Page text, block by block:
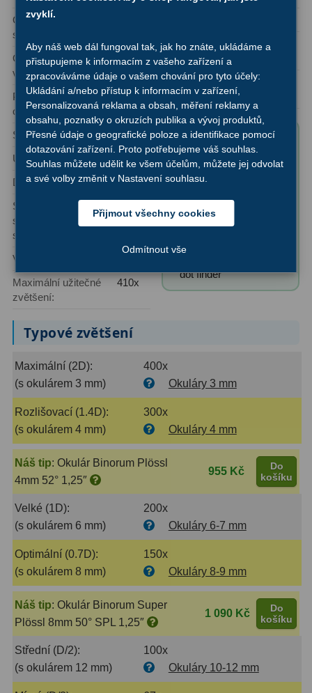
Seřízení
Laserové kolimátory
Optické kolimátory 11
Umělé hvězdy
Zrcátka a hranoly61
Diagonální hranoly
Amici hranoly 90°
Planetární kamery
Deep-Sky kamery
T-kroužky16
Adaptéry projekční11
Adaptéry T239
Adaptéry M4833
Filtry L-RGB7
Filtry IR-Pass6
Filtry IR-Block 10
Filtry Clip5
Filtry CCD Hα, OIII7
Optická
schémata:
Ohnisková
vzdálenost:
1200 mm
Průměr
objektivu:
203 mm (8″)
Světelnost:
f/5,9
Úhlové rozlišení:
0,57"
Dosah:
13,3 magnituda
Síla
sbírání
světla:
841x
s lidským
Výrobní série:
Maximální užitečné
zvětšení:
410x
Úroveň uživatele:
Začátečník, Pokročilý
Oblast použití: Pozorování
vesmíru, Pozorování planet
Obsah balení
produktu "Hvězdářský
dalekohled Orion N
XT8 Classic DOB":
✅ 1,25″ eyepieces:
dot finder
Typové zvětšení
Maximální (2D):
400x
(s okulárem 3 mm)
Okuláry 3 mm
Rozlišovací (1.4D):
300x
(s okulárem 4 mm)
Okuláry 4 mm
Náš tip: Okulár Binorum Plössl
4mm 52° 1,25″
955 Kč
Do
košíku
Velké (1D):
200x
(s okulárem 6 mm)
Okuláry 6-7 mm
Optimální (0.7D):
150x
(s okulárem 8 mm)
Okuláry 8-9 mm
Náš tip: Okulár Binorum Super
Plössl 8mm 50° SPL 1,25″
1 090 Kč
Do
košíku
Střední (D/2):
100x
(s okulárem 12 mm)
Okuláry 10-12 mm
zvyklí.
Aby náš web dál fungoval tak, jak ho znáte, ukládáme a
přistupujeme k informacím z vašeho zařízení a
zpracováváme údaje o vašem chování pro tyto účely:
Ukládání a/nebo přístup k informacím v zařízení,
Personalizovaná reklama a obsah, měření reklamy a
obsahu, poznatky o okruzích publika a vývoj produktů,
Přesné údaje o geografické poloze a identifikace pomocí
dotazování zařízení. Proto potřebujeme váš souhlas.
Souhlas můžete udělit ke všem účelům, můžete jej odvolat
a své volby změnit v Nastavení souhlasu.
Přijmout všechny cookies
Odmítnout vše